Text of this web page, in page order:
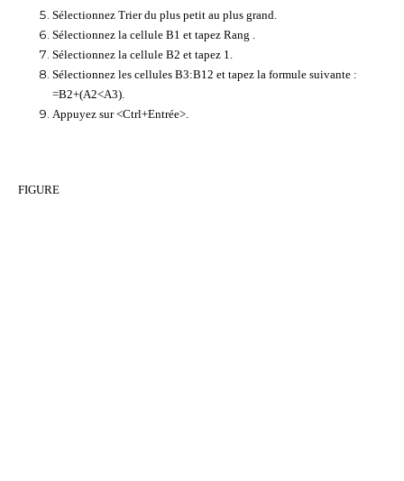
Sélectionnez Trier du plus petit au plus grand.
Sélectionnez la cellule B1 et tapez Rang .
Sélectionnez la cellule B2 et tapez 1.
Sélectionnez les cellules B3:B12 et tapez la formule suivante :
=B2+(A2<A3).
Appuyez sur <Ctrl+Entrée>.
FIGURE